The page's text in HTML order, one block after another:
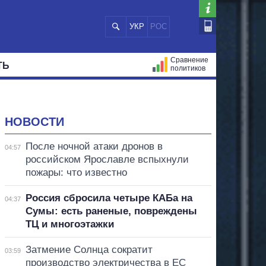
УКР РОС
Сравнение
политиков
НОВОСТИ
04:57
После ночной атаки дронов в
российском Ярославле вспыхнули
пожары: что известно
04:37
Россия сбросила четыре КАБа на
Сумы: есть раненые, повреждены
ТЦ и многоэтажки
03:59
Затмение Солнца сократит
производство электричества в ЕС